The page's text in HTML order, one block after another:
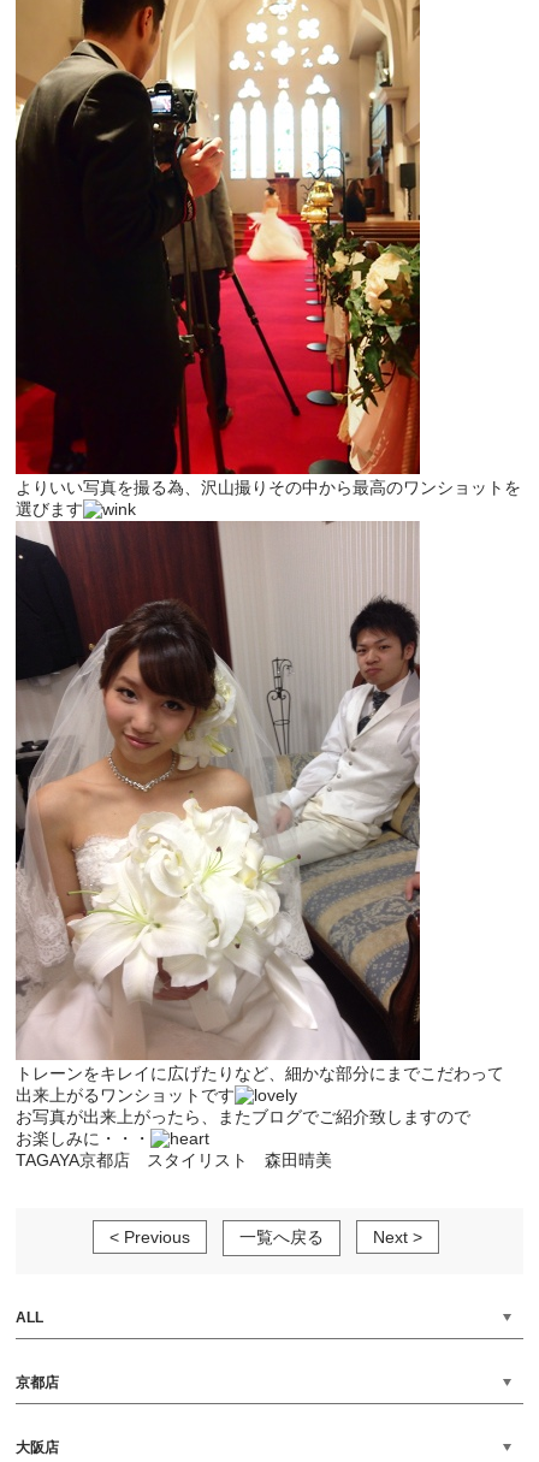
よりいい写真を撮る為、沢山撮りその中から最高のワンショットを
選びます
トレーンをキレイに広げたりなど、細かな部分にまでこだわって
出来上がるワンショットです
お写真が出来上がったら、またブログでご紹介致しますので
お楽しみに・・・
TAGAYA京都店 スタイリスト 森田晴美
< Previous 一覧へ戻る Next >
ALL
京都店
大阪店